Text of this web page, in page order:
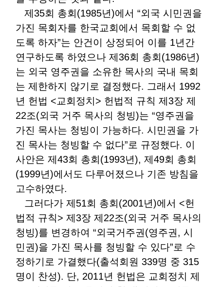
제35회 총회(1985년)에서 “외국 시민권을
가진 목회자를 한국교회에서 목회할 수 없
도록 하자”는 안건이 상정되어 이를 1년간
연구하도록 하였으나 제36회 총회(1986년)
는 외국 영주권을 소유한 목사의 국내 목회
는 제한하지 않기로 결정했다. 그래서 1992
년 헌법 <교회정치> 헌법적 규칙 제3장 제
22조(외국 거주 목사의 청빙)는 “영주권을
가진 목사는 청빙이 가능하다. 시민권을 가
진 목사는 청빙할 수 없다”로 규정했다. 이
사안은 제43회 총회(1993년), 제49회 총회
(1999년)에서도 다루어졌으나 기존 방침을
고수하였다.
그러다가 제51회 총회(2001년)에서 <헌
법적 규칙> 제3장 제22조(외국 거주 목사의
청빙)를 변경하여 “외국거주권(영주권, 시
민권)을 가진 목사를 청빙할 수 있다”로 수
정하기로 가결했다(출석회원 339명 중 315
명이 찬성). 단, 2011년 헌법은 교회정치 제